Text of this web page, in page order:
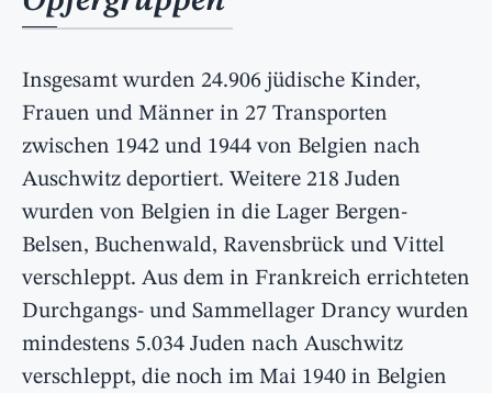
Insgesamt wurden 24.906 jüdische Kinder,
Frauen und Männer in 27 Transporten
zwischen 1942 und 1944 von Belgien nach
Auschwitz deportiert. Weitere 218 Juden
wurden von Belgien in die Lager Bergen-
Belsen, Buchenwald, Ravensbrück und Vittel
verschleppt. Aus dem in Frankreich errichteten
Durchgangs- und Sammellager Drancy wurden
mindestens 5.034 Juden nach Auschwitz
verschleppt, die noch im Mai 1940 in Belgien